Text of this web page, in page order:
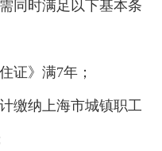
时满足以下基本条
》满7年；
纳上海市城镇职工